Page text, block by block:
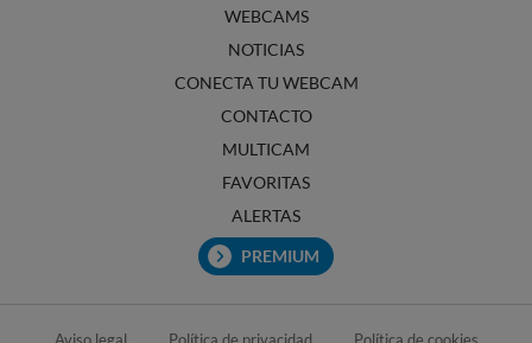
WEBCAMS
NOTICIAS
CONECTA TU WEBCAM
CONTACTO
MULTICAM
FAVORITAS
ALERTAS
PREMIUM
Aviso legal Política de privacidad Política de cookies